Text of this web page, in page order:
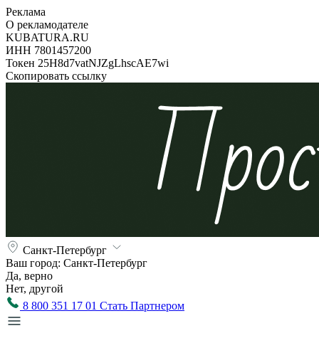
Реклама
О рекламодателе
KUBATURA.RU
ИНН 7801457200
Токен 25H8d7vatNJZgLhscAE7wi
Скопировать ссылку
Санкт-Петербург
Ваш город: Санкт-Петербург
Да, верно
Нет, другой
8 800 351 17 01 Стать Партнером